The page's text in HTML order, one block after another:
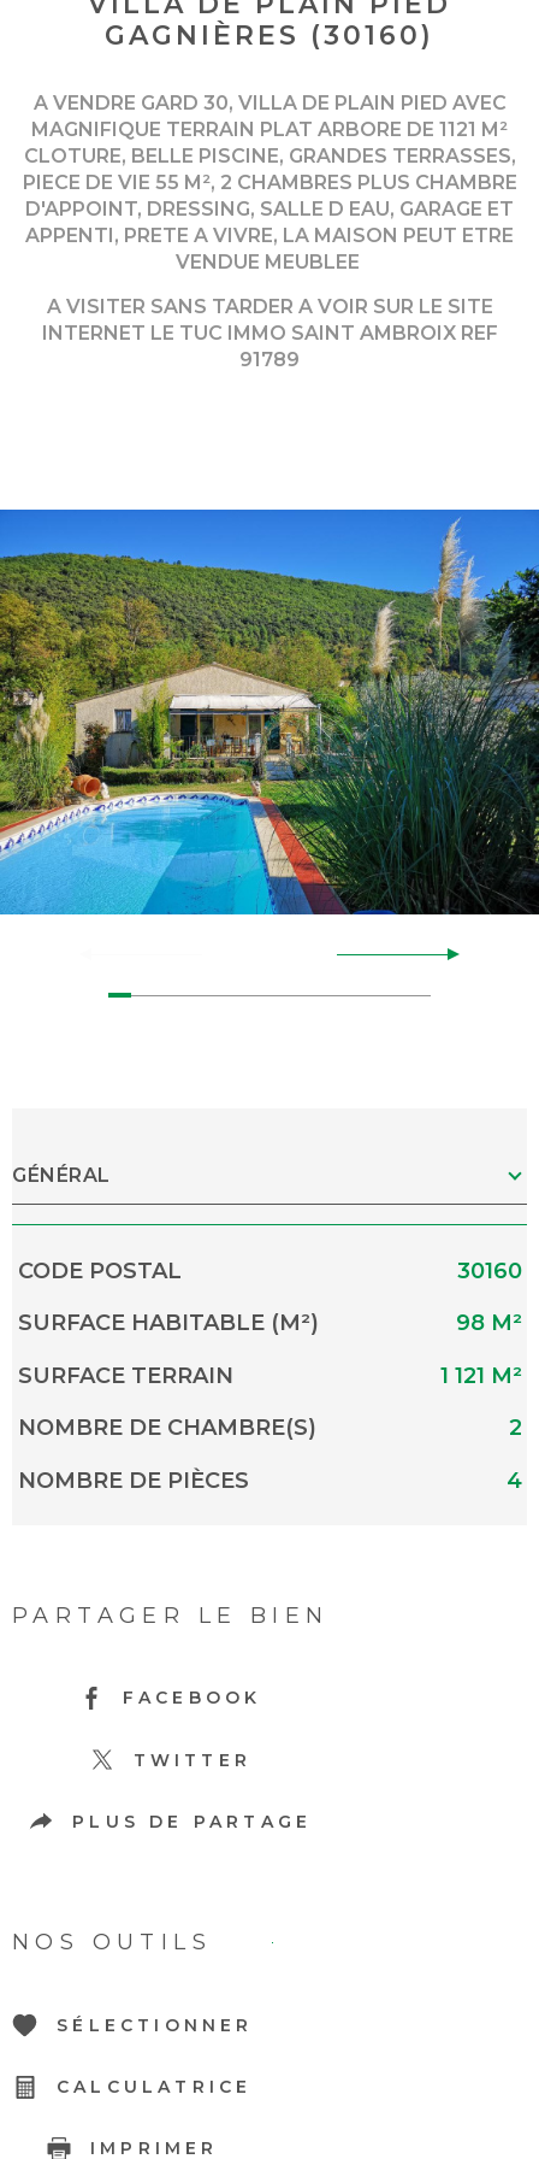
GAGNIÈRES (30160)
A VENDRE GARD 30, VILLA DE PLAIN PIED AVEC
MAGNIFIQUE TERRAIN PLAT ARBORE DE 1121 M²
CLOTURE, BELLE PISCINE, GRANDES TERRASSES,
PIECE DE VIE 55 M², 2 CHAMBRES PLUS CHAMBRE
D'APPOINT, DRESSING, SALLE D EAU, GARAGE ET
APPENTI, PRETE A VIVRE, LA MAISON PEUT ETRE
VENDUE MEUBLEE
A VISITER SANS TARDER A VOIR SUR LE SITE
INTERNET LE TUC IMMO SAINT AMBROIX REF
91789
GÉNÉRAL
Caractérisque Valeurs
CODE POSTAL
30160
SURFACE HABITABLE (M²)
98 M²
SURFACE TERRAIN
1 121 M²
NOMBRE DE CHAMBRE(S)
2
NOMBRE DE PIÈCES
4
PARTAGER LE BIEN
FACEBOOK
TWITTER
PLUS DE PARTAGE
NOS OUTILS
SÉLECTIONNER
CALCULATRICE
IMPRIMER